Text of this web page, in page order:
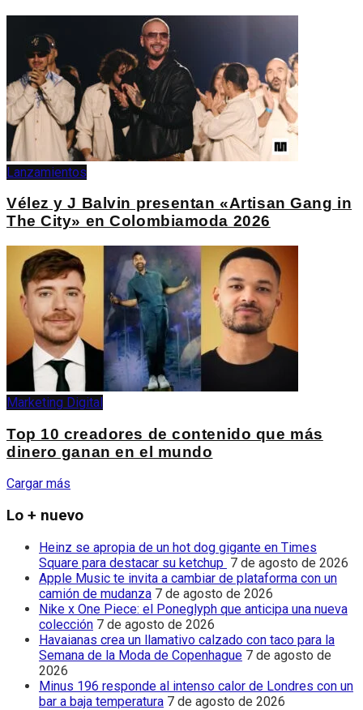
Lanzamientos
Vélez y J Balvin presentan «Artisan Gang in
The City» en Colombiamoda 2026
Marketing Digital
Top 10 creadores de contenido que más
dinero ganan en el mundo
Cargar más
Lo + nuevo
Heinz se apropia de un hot dog gigante en Times
Square para destacar su ketchup 7 de agosto de 2026
Apple Music te invita a cambiar de plataforma con un
camión de mudanza 7 de agosto de 2026
Nike x One Piece: el Poneglyph que anticipa una nueva
colección 7 de agosto de 2026
Havaianas crea un llamativo calzado con taco para la
Semana de la Moda de Copenhague 7 de agosto de
2026
Minus 196 responde al intenso calor de Londres con un
bar a baja temperatura 7 de agosto de 2026